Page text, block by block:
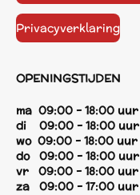
Privacyverklaring
OPENINGSTIJDEN
ma 09:00 - 18:00 uur
di 09:00 - 18:00 uur
wo 09:00 - 18:00 uur
do 09:00 - 18:00 uur
vr 09:00 - 18:00 uur
za 09:00 - 17:00 uur